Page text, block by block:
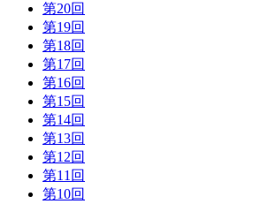
第20回
第19回
第18回
第17回
第16回
第15回
第14回
第13回
第12回
第11回
第10回